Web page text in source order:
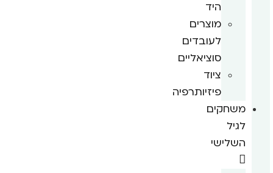
היד
מוצרים
לעובדים
סוציאליים
ציוד
פיזיותרפיה
משחקים
לגיל
השלישי